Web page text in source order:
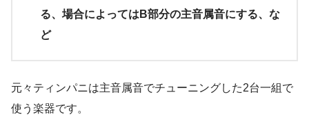
る、場合によってはB部分の主音属音にする、な
ど
元々ティンパニは主音属音でチューニングした2台一組で
使う楽器です。